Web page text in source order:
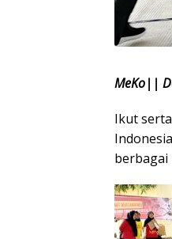
MeKo||
Ikut
berbagai